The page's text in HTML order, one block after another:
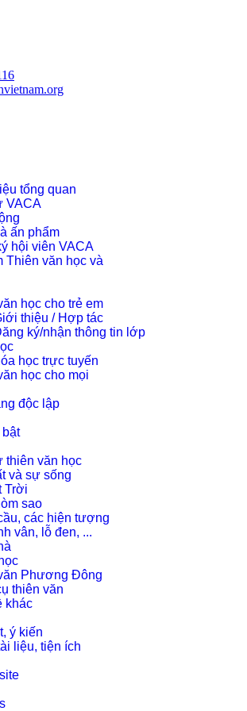
tổng quan
VACA
ấn phẩm
hội viên VACA
Thiên văn học và
học cho trẻ em
thiệu / Hợp tác
ký/nhận thông tin lớp
học trực tuyến
học cho mọi
độc lập
bật
thiên văn học
và sự sống
Trời
sao
các hiện tượng
vân, lỗ đen, ...
Phương Đông
thiên văn
khác
ý kiến
liệu, tiện ích